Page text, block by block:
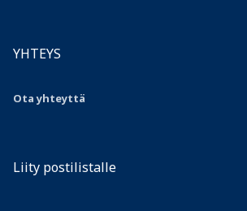
YHTEYS
Ota yhteyttä
Liity postilistalle